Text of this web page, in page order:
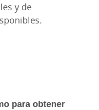
y de
para obtener